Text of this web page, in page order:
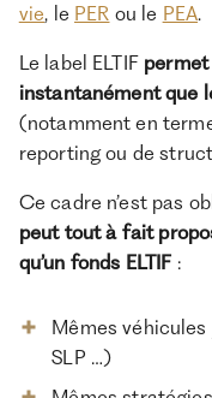
vie, le PER ou le PEA.
Le label ELTIF
instantanément que
(notamment en
reporting ou de
Ce cadre n’est pas
peut tout à fait
qu’un fonds ELTIF :
Mêmes
SLP …)